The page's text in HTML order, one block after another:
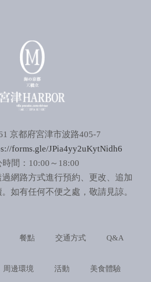
京都府宮津市波路405-7
forms.gle/JPia4yy2uKytNidh6
時間：10:00～18:00
網路方式進行預約、更改、追加
如有任何不便之處，敬請見諒。
餐點 交通方式 Q&A
周邊環境 活動 美食體驗